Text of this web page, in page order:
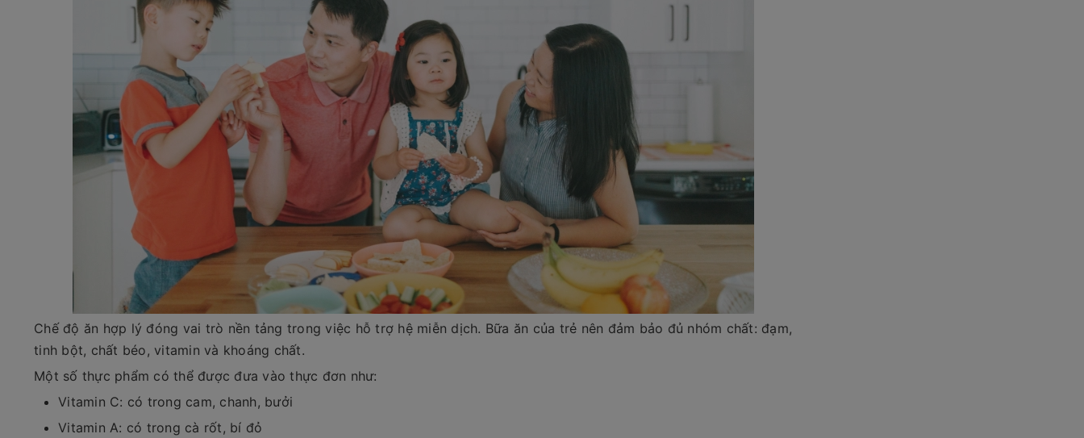
Chế độ ăn hợp lý đóng vai trò nền tảng trong việc hỗ trợ hệ miễn dịch. Bữa ăn của trẻ nên đảm bảo đủ nhóm chất: đạm,
tinh bột, chất béo, vitamin và khoáng chất.
Một số thực phẩm có thể được đưa vào thực đơn như:
Vitamin C: có trong cam, chanh, bưởi
Vitamin A: có trong cà rốt, bí đỏ